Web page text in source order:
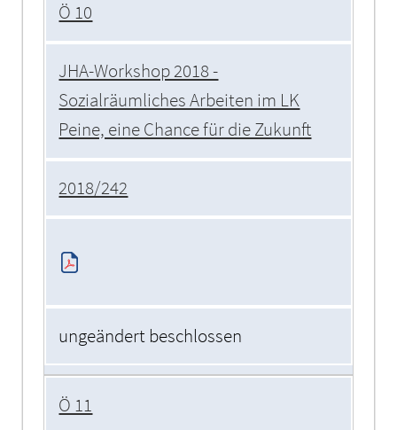
Ö 10
JHA-Workshop 2018 -
Sozialräumliches Arbeiten im LK
Peine, eine Chance für die Zukunft
2018/242
ungeändert beschlossen
Ö 11